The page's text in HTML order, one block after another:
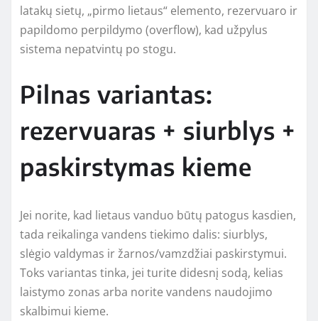
latakų sietų, „pirmo lietaus“ elemento, rezervuaro ir
papildomo perpildymo (overflow), kad užpylus
sistema nepatvintų po stogu.
Pilnas variantas:
rezervuaras + siurblys +
paskirstymas kieme
Jei norite, kad lietaus vanduo būtų patogus kasdien,
tada reikalinga vandens tiekimo dalis: siurblys,
slėgio valdymas ir žarnos/vamzdžiai paskirstymui.
Toks variantas tinka, jei turite didesnį sodą, kelias
laistymo zonas arba norite vandens naudojimo
skalbimui kieme.